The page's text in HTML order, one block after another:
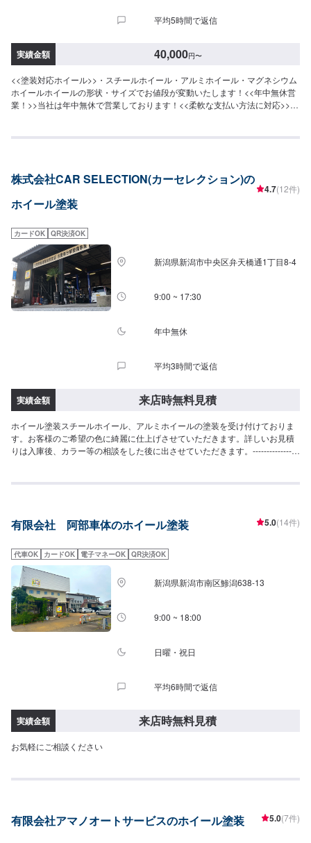
平均5時間で返信
実績金額 40,000円〜
<<塗装対応ホイール>>・スチールホイール・アルミホイール・マグネシウム
ホイールホイールの形状・サイズでお値段が変動いたします！<<年中無休営
業！>>当社は年中無休で営業しております！<<柔軟な支払い方法に対応>>ロ
どうぞ！
株式会社CAR SELECTION(カーセレクション)の
ホイール塗装
4.7(12件)
カードOK QR決済OK
新潟県新潟市中央区弁天橋通1丁目8-4
9:00 ~ 17:30
年中無休
平均3時間で返信
実績金額 来店時無料見積
ホイール塗装スチールホイール、アルミホイールの塗装を受け付けておりま
す。お客様のご希望の色に綺麗に仕上げさせていただきます。詳しいお見積
りは入庫後、カラー等の相談をした後に出させていただきます。-----------------
【5】仕上がり次第納車・代車について無料の代車ございます。作業中は代車
有限会社 阿部車体のホイール塗装 5.0(14件)
代車OK カードOK 電子マネーOK QR決済OK
新潟県新潟市南区鯵潟638-13
9:00 ~ 18:00
日曜・祝日
平均6時間で返信
実績金額 来店時無料見積
お気軽にご相談ください
有限会社アマノオートサービスのホイール塗装 5.0(7件)